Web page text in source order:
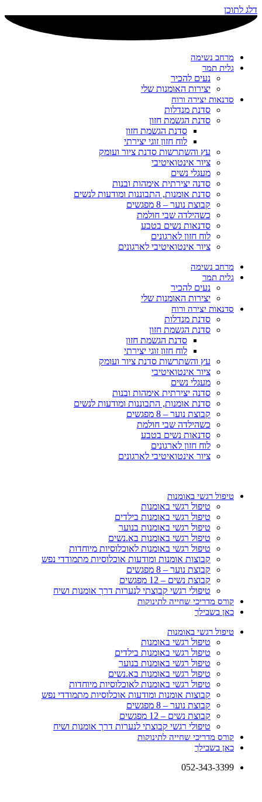
דלג לתוכן
מרחב נשימה
גלית תמר
נעים להכיר
יצירות האומנות שלי
סדנאות יצירה ורוח
סדנת מנדלות
סדנת הגשמת חזון
סדנת הגשמת חזון
לוח חזון זוגי יצירתי
עץ והשתרשות סדנת ציור ועומק
ציור אינטואיטיבי
מעגלי נשים
סדנה יצירתית אימהות ובנות
סדנת אומנות, התבוננות ומודעות לנשים
קבוצת נוער – 8 מפגשים
כשהילדה שבי חולמת
סדנאות נשים בטבע
לוח חזון לארגונים
ציור אינטואיטיבי לארגונים
מרחב נשימה
גלית תמר
נעים להכיר
יצירות האומנות שלי
סדנאות יצירה ורוח
סדנת מנדלות
סדנת הגשמת חזון
סדנת הגשמת חזון
לוח חזון זוגי יצירתי
עץ והשתרשות סדנת ציור ועומק
ציור אינטואיטיבי
מעגלי נשים
סדנה יצירתית אימהות ובנות
סדנת אומנות, התבוננות ומודעות לנשים
קבוצת נוער – 8 מפגשים
כשהילדה שבי חולמת
סדנאות נשים בטבע
לוח חזון לארגונים
ציור אינטואיטיבי לארגונים
טיפול רגשי באומנות
טיפול רגשי באומנות
טיפול רגשי באומנות בילדים
טיפול רגשי באומנות בנוער
טיפול רגשי באומנות בא.נשים
טיפול רגשי באומנות לאוכלוסיות מיוחדות
קבוצות אומנות ומודעות אוכלוסיות מתמודדי נפש
קבוצת נוער – 8 מפגשים
קבוצת נשים – 12 מפגשים
טיפולי רגשי קבוצתי לנערות דרך אומנות ושיח
קורס מדריכי שחייה לתינוקות
כאן בשבילך
טיפול רגשי באומנות
טיפול רגשי באומנות
טיפול רגשי באומנות בילדים
טיפול רגשי באומנות בנוער
טיפול רגשי באומנות בא.נשים
טיפול רגשי באומנות לאוכלוסיות מיוחדות
קבוצות אומנות ומודעות אוכלוסיות מתמודדי נפש
קבוצת נוער – 8 מפגשים
קבוצת נשים – 12 מפגשים
טיפולי רגשי קבוצתי לנערות דרך אומנות ושיח
קורס מדריכי שחייה לתינוקות
כאן בשבילך
052-343-3399